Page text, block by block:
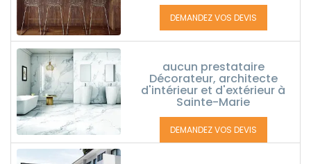
DEMANDEZ VOS DEVIS
aucun prestataire
Décorateur, architecte
d'intérieur et d'extérieur à
Sainte-Marie
DEMANDEZ VOS DEVIS